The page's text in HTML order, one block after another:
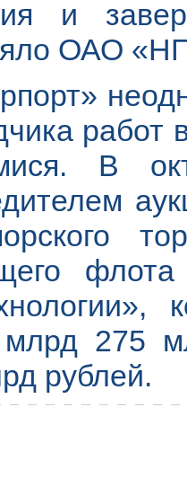
и
ОАО
работ
В
275
рублей.